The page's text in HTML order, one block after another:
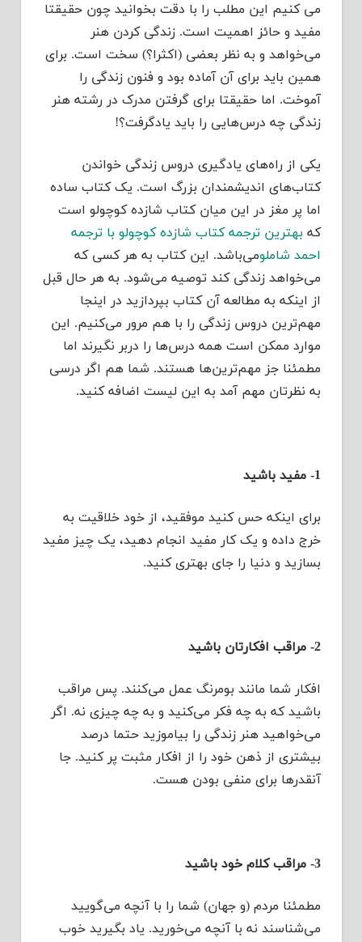
می کنیم این مطلب را با دقت بخوانید چون حقیقتا
مفید و حائز اهمیت است. زندگی کردن هنر
می‌خواهد و به نظر بعضی (اکثرا؟) سخت است. برای
همین باید برای آن آماده بود و فنون زندگی را
آموخت. اما حقیقتا برای گرفتن مدرک در رشته هنر
زندگی چه درس‌هایی را باید یادگرفت؟!
یکی از راه‌های یادگیری دروس زندگی خواندن
کتاب‌های اندیشمندان بزرگ است. یک کتاب ساده
اما پر مغز در این میان کتاب شازده کوچولو است
که بهترین ترجمه کتاب شازده کوچولو با ترجمه
احمد شاملومی‌باشد. این کتاب به هر کسی که
می‌خواهد زندگی کند توصیه می‌شود. به هر حال قبل
از اینکه به مطالعه آن کتاب بپردازید در اینجا
مهم‌ترین دروس زندگی را با هم مرور می‌کنیم. این
موارد ممکن است همه درس‌ها را دربر نگیرند اما
مطمئنا جز مهم‌ترین‌ها هستند. شما هم اگر درسی
به نظرتان مهم آمد به این لیست اضافه کنید.
1- مفید باشید
برای اینکه حس کنید موفقید، از خود خلاقیت به
خرج داده و یک کار مفید انجام دهید، یک چیز مفید
بسازید و دنیا را جای بهتری کنید.
2- مراقب افکارتان باشید
افکار شما مانند بومرنگ عمل می‌کنند. پس مراقب
باشید که به چه فکر می‌کنید و به چه چیزی نه. اگر
می‌خواهید هنر زندگی را بیاموزید حتما درصد
بیشتری از ذهن خود را از افکار مثبت پر کنید. جا
آنقدرها برای منفی بودن هست.
3- مراقب کلام خود باشید
مطمئنا مردم (و جهان) شما را با آنچه می‌گویید
می‌شناسند نه با آنچه می‌خورید. یاد بگیرید خوب